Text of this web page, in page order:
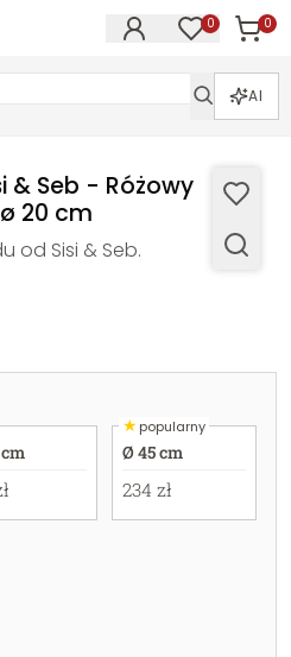
0 0
AI
& Seb - Różowy
20 cm
od Sisi & Seb.
★popularny
Ø 45 cm
234 zł